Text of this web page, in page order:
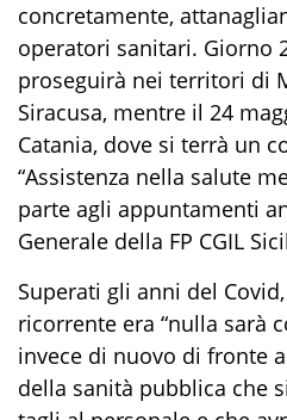
concretamente,
operatori sanitari. Giorno
proseguirà nei territori di
Siracusa, mentre il 24
Catania, dove si terrà un
“Assistenza nella salute
parte agli appuntamenti
Generale della FP CGIL
Superati gli anni del
ricorrente era “nulla sarà
invece di nuovo di fronte
della sanità pubblica che